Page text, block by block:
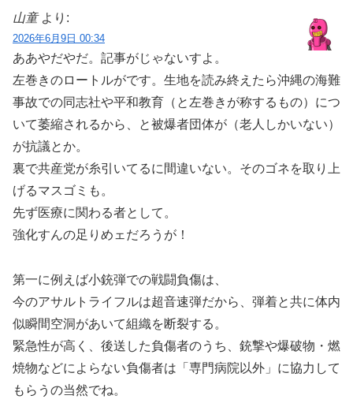
山童 より:
2026年6月9日 00:34
ああやだやだ。記事がじゃないすよ。
左巻きのロートルがです。生地を読み終えたら沖縄の海難
事故での同志社や平和教育（と左巻きが称するもの）につ
いて萎縮されるから、と被爆者団体が（老人しかいない）
が抗議とか。
裏で共産党が糸引いてるに間違いない。そのゴネを取り上
げるマスゴミも。
先ず医療に関わる者として。
強化すんの足りめェだろうが！
第一に例えば小銃弾での戦闘負傷は、
今のアサルトライフルは超音速弾だから、弾着と共に体内
似瞬間空洞があいて組織を断裂する。
緊急性が高く、後送した負傷者のうち、銃撃や爆破物・燃
焼物などによらない負傷者は「専門病院以外」に協力して
もらうの当然でね。